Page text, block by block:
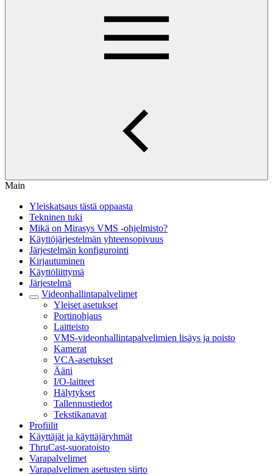
Main
Yleiskatsaus tästä oppaasta
Tekninen tuki
Mikä on Mirasys VMS -ohjelmisto?
Käyttöjärjestelmän yhteensopivuus
Järjestelmän konfigurointi
Kirjautuminen
Käyttöliittymä
Järjestelmä
Videonhallintapalvelimet
Yleiset asetukset
Portinohjaus
Laitteisto
VMS-videonhallintapalvelimien lisäys ja poisto
Kamerat
VCA-asetukset
Ääni
I/O-laitteet
Hälytykset
Tallennustiedot
Tekstikanavat
Profiilit
Käyttäjät ja käyttäjäryhmät
ThruCast-suoratoisto
Varapalvelimet
Varapalvelimen asetusten siirto